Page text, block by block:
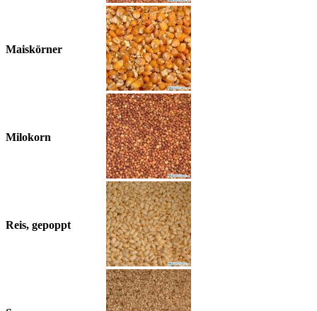
Maiskörner
Milokorn
Reis, gepoppt